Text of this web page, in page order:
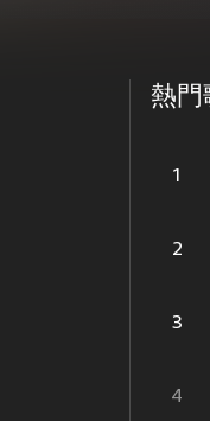
熱門
1
2
3
4